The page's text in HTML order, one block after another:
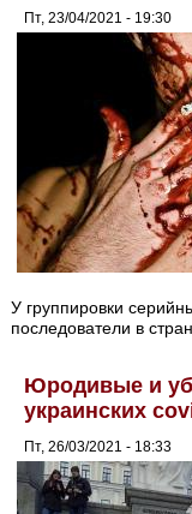
Пт, 23/04/2021 - 19:30
У группировки
последователи в
Юродивые и
украинских
Пт, 26/03/2021 - 18:33